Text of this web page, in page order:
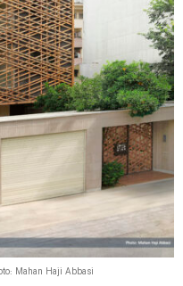
Mahan Haji Abbasi